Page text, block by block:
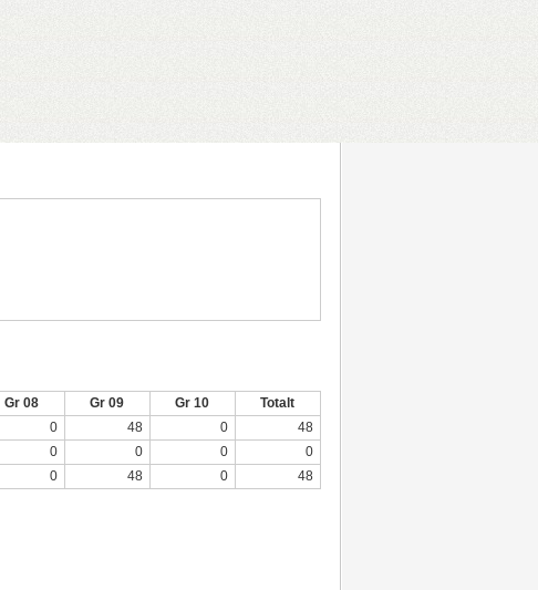
Gr 08 Gr 09 Gr 10
Totalt
0 48 0
48
0 0 0
0
0 48 0 48